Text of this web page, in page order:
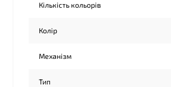
Кількість кольорів
Колір
Механізм
Тип